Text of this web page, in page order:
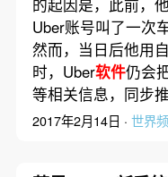
的起因是，此前，
Uber账号叫了一次
然而，当日后他用
时，Uber软件仍会
等相关信息，同步
2017年2月14日 · 世界